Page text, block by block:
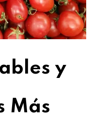
y
Más